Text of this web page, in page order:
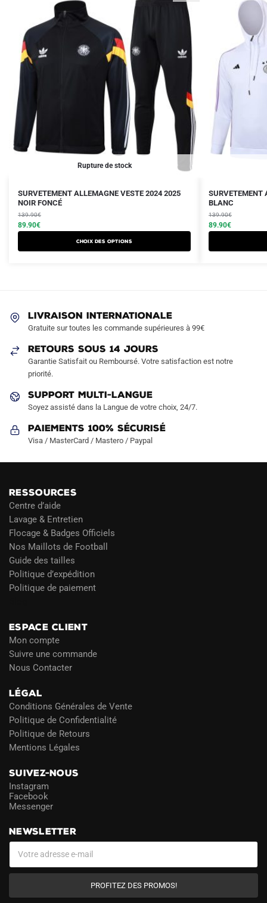
Rupture de stock
SURVETEMENT ALLEMAGNE VESTE 2024 2025
NOIR FONCÉ
139.90€
Le
prix
initial
était :
89.90€
Le
prix
actuel
est :
Choix des options
Ce
produit
a
plusieurs
variations.
choisies
la
page
produit
SURVETEMENT
BLANC
139.90€
Le
prix
initial
était :
89.90€
Le
prix
actuel
est :
Ce
produit
a
plusieurs
variations.
page
LIVRAISON INTERNATIONALE
Gratuite sur toutes les commande supérieures à 99€
RETOURS SOUS 14 JOURS
Garantie Satisfait ou Remboursé. Votre satisfaction est notre
priorité.
SUPPORT MULTI-LANGUE
Soyez assisté dans la Langue de votre choix, 24/7.
Paiements 100% Sécurisé
Visa / MasterCard / Mastero / Paypal
RESSOURCES
Centre d’aide
Lavage & Entretien
Flocage & Badges Officiels
Nos Maillots de Football
Guide des tailles
Politique d’expédition
Politique de paiement
ESPACE CLIENT
Mon compte
Suivre une commande
Nous Contacter
LÉGAL
Conditions Générales de Vente
Politique de Confidentialité
Politique de Retours
Mentions Légales
SUIVEZ-NOUS
Instagram
Facebook
Messenger
NEWSLETTER
PROFITEZ DES PROMOS!